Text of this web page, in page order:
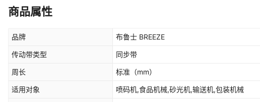
商品属性
品牌 布鲁士 BREEZE
传动带类型 同步带
周长 标准 （mm）
适用对象 喷码机,食品机械,砂光机,输送机,包装机械